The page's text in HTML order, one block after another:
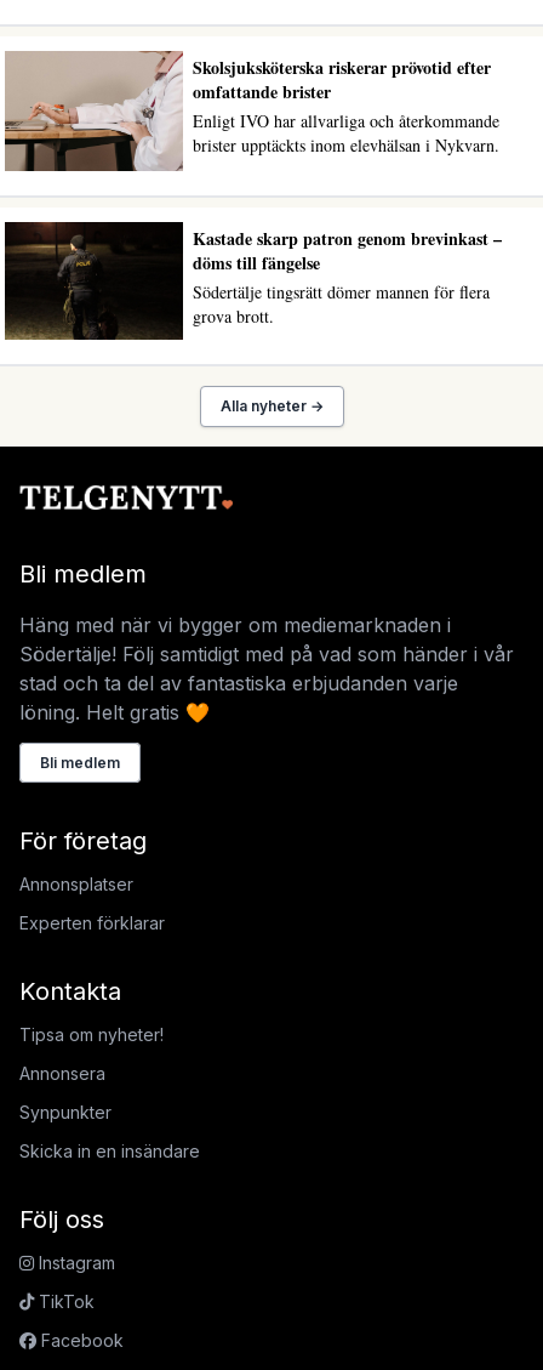
Skolsjuksköterska riskerar prövotid efter
omfattande brister
Enligt IVO har allvarliga och återkommande
brister upptäckts inom elevhälsan i Nykvarn.
Kastade skarp patron genom brevinkast –
döms till fängelse
Södertälje tingsrätt dömer mannen för flera
grova brott.
Alla nyheter →
Bli medlem
Häng med när vi bygger om mediemarknaden i
Södertälje! Följ samtidigt med på vad som händer i vår
stad och ta del av fantastiska erbjudanden varje
löning. Helt gratis 🧡
Bli medlem
För företag
Annonsplatser
Experten förklarar
Kontakta
Tipsa om nyheter!
Annonsera
Synpunkter
Skicka in en insändare
Följ oss
Instagram
TikTok
Facebook